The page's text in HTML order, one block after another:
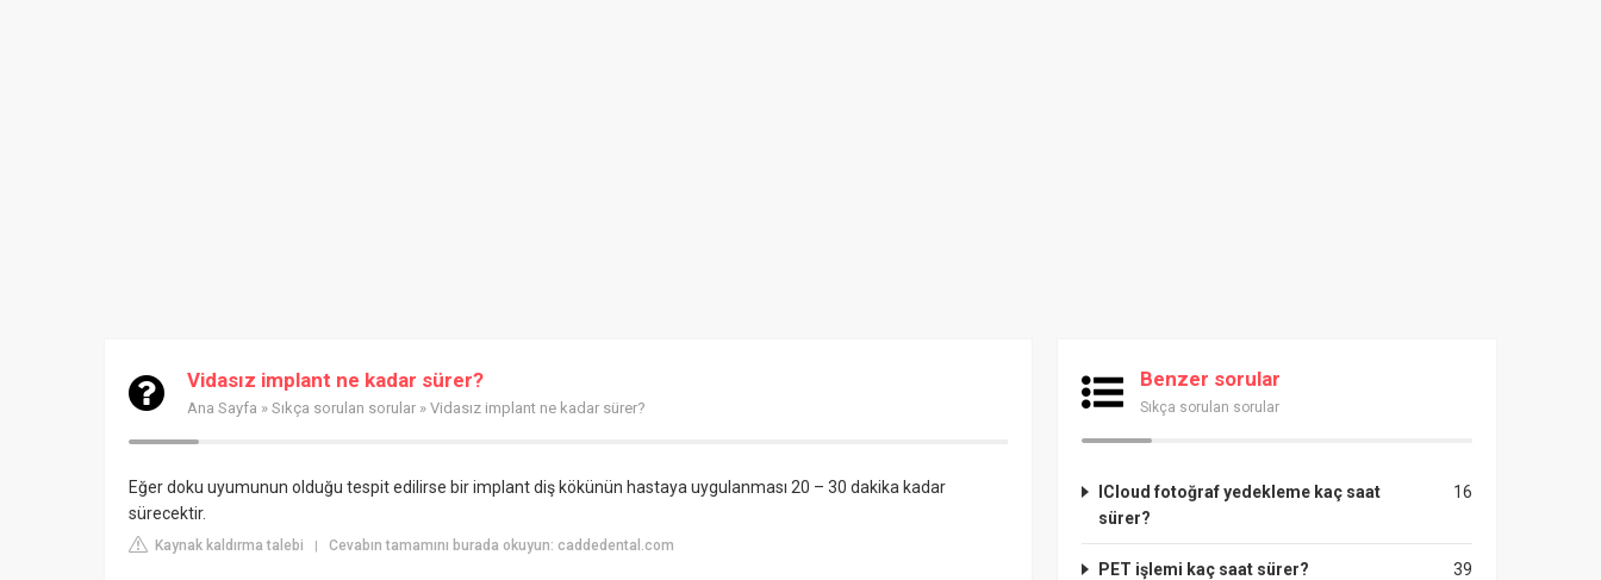
Vidasız implant ne kadar sürer?
Ana Sayfa » Sıkça sorulan sorular » Vidasız implant ne kadar sürer?
Eğer doku uyumunun olduğu tespit edilirse bir implant diş kökünün hastaya uygulanması 20 – 30 dakika kadar
sürecektir.
Kaynak kaldırma talebi | Cevabın tamamını burada okuyun: caddedental.com
Benzer sorular
Sıkça sorulan sorular
16
ICloud fotoğraf yedekleme kaç saat
sürer?
39
PET işlemi kaç saat sürer?